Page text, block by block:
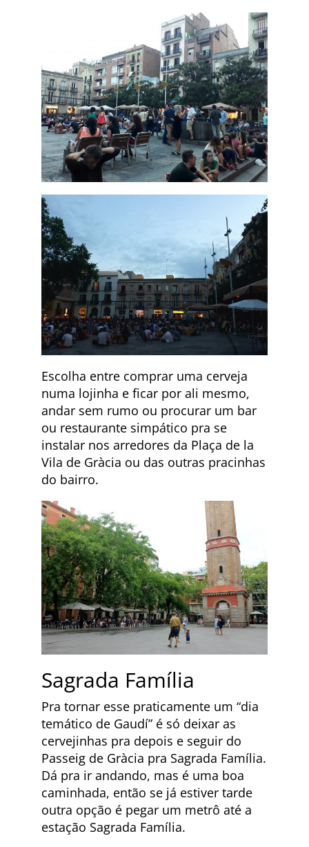
Escolha entre comprar uma cerveja
numa lojinha e ficar por ali mesmo,
andar sem rumo ou procurar um bar
ou restaurante simpático pra se
instalar nos arredores da Plaça de la
Vila de Gràcia ou das outras pracinhas
do bairro.
Sagrada Família
Pra tornar esse praticamente um “dia
temático de Gaudí” é só deixar as
cervejinhas pra depois e seguir do
Passeig de Gràcia pra Sagrada Família.
Dá pra ir andando, mas é uma boa
caminhada, então se já estiver tarde
outra opção é pegar um metrô até a
estação Sagrada Família.